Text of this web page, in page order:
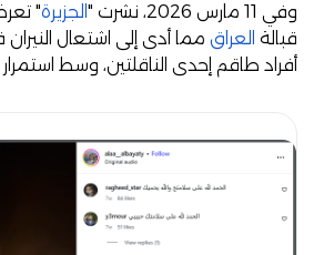
وفي 11 مارس 2026، نشرت " الجزيرة"
قبالة العراق مما أدى ⁠إلى اشتعال
أفراد طاقم إحدى الناقلتين، وسط